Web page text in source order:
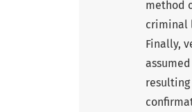
method
criminal
Finally,